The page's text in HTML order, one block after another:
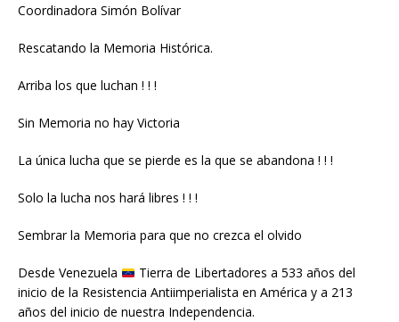
Coordinadora Simón Bolívar
Rescatando la Memoria Histórica.
Arriba los que luchan ! ! !
Sin Memoria no hay Victoria
La única lucha que se pierde es la que se abandona ! ! !
Solo la lucha nos hará libres ! ! !
Sembrar la Memoria para que no crezca el olvido
Desde Venezuela
Tierra de Libertadores a 533 años del
inicio de la Resistencia Antiimperialista en América y a 213
años del inicio de nuestra Independencia.